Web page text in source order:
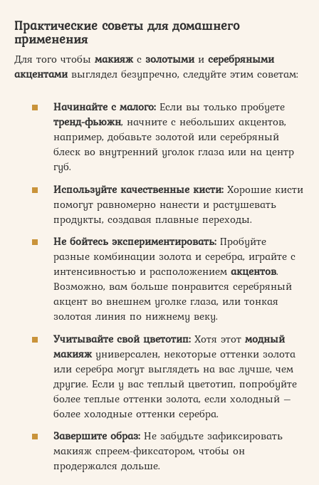
Практические советы для домашнего
применения
Для того чтобы макияжс золотымии серебряными
акцентамивыглядел безупречно, следуйте этим советам:
Начинайте с малого: Если вы только пробуете
тренд-фьюжн, начните с небольших акцентов,
например, добавьте золотой или серебряный
блеск во внутренний уголок глаза или на центр
губ.
Используйте качественные кисти: Хорошие кисти
помогут равномерно нанести и растушевать
продукты, создавая плавные переходы.
Не бойтесь экспериментировать: Пробуйте
разные комбинации золота и серебра, играйте с
интенсивностью и расположением акцентов.
Возможно, вам больше понравится серебряный
акцент во внешнем уголке глаза, или тонкая
золотая линия по нижнему веку.
Учитывайте свой цветотип: Хотя этот модный
макияжуниверсален, некоторые оттенки золота
или серебра могут выглядеть на вас лучше, чем
другие. Если у вас теплый цветотип, попробуйте
более теплые оттенки золота, если холодный –
более холодные оттенки серебра.
Завершите образ: Не забудьте зафиксировать
макияж спреем-фиксатором, чтобы он
продержался дольше.